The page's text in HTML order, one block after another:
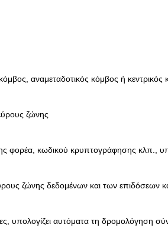
αναμεταδοτικός κόμβος ή κεντρικός
ζώνης
φορέα, κωδικού κρυπτογράφησης κλπ.,
ζώνης δεδομένων και των επιδόσεων
υπολογίζει αυτόματα τη δρομολόγηση